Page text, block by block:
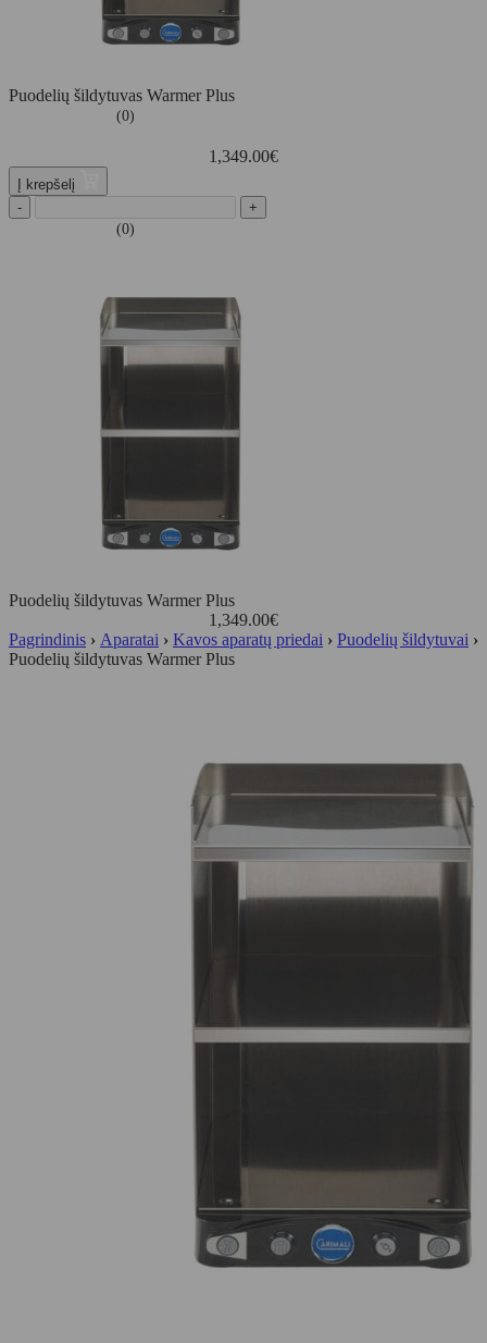
Puodelių šildytuvas Warmer Plus
(0)
1,349.00€
Į krepšelį
-
+
(0)
Puodelių šildytuvas Warmer Plus
1,349.00€
Pagrindinis › Aparatai › Kavos aparatų priedai › Puodelių šildytuvai ›
Puodelių šildytuvas Warmer Plus